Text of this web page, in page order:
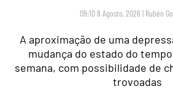
09:10 8 Agosto, 2026 | Rubén
A aproximação de uma
mudança do estado do
semana, com possibilidade de
trovoadas